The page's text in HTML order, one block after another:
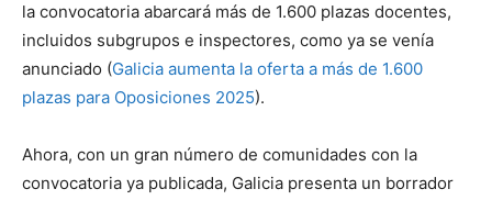
la convocatoria abarcará más de 1.600 plazas docentes,
incluidos subgrupos e inspectores, como ya se venía
anunciado (Galicia aumenta la oferta a más de 1.600
plazas para Oposiciones 2025).
Ahora, con un gran número de comunidades con la
convocatoria ya publicada, Galicia presenta un borrador